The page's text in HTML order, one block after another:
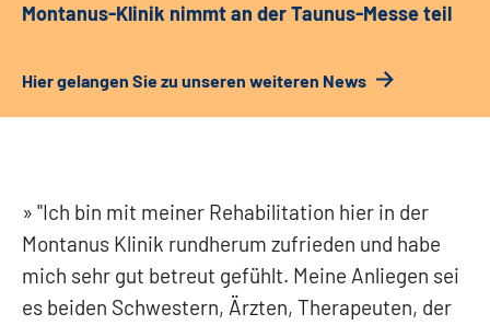
Montanus-Klinik nimmt an der Taunus-Messe teil
Hier gelangen Sie zu unseren weiteren News
"Ich bin mit meiner Rehabilitation hier in der
Montanus Klinik rundherum zufrieden und habe
mich sehr gut betreut gefühlt. Meine Anliegen sei
es beiden Schwestern, Ärzten, Therapeuten, der